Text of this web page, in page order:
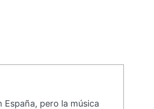
pero la música